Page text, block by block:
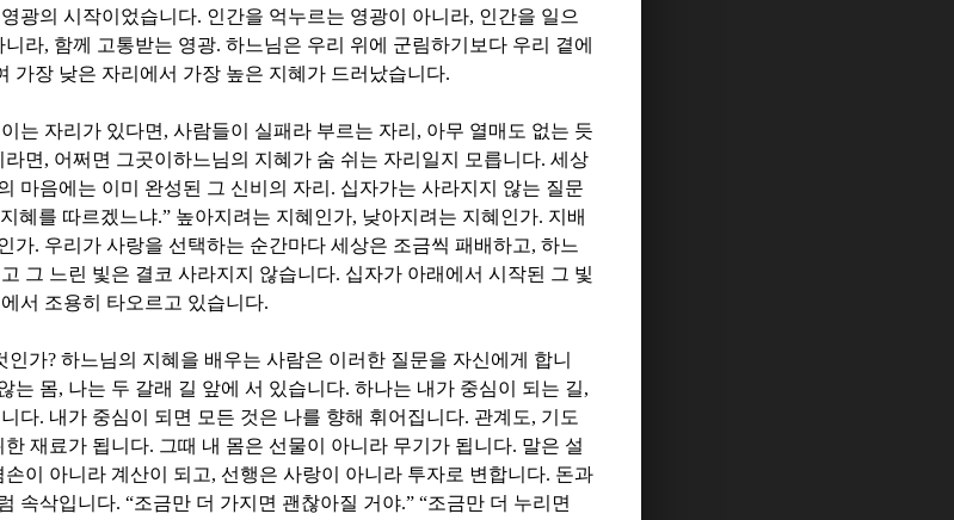
광의 시작이었습니다. 인간을 억누르는 영광이 아니라, 인간을 일으
니라, 함께 고통받는 영광. 하느님은 우리 위에 군림하기보다 우리 곁에
가장 낮은 자리에서 가장 높은 지혜가 드러났습니다.
는 자리가 있다면 , 사람들이 실패라 부르는 자리 , 아무 열매도 없는 듯
면 , 어쩌면 그곳이하느님의 지혜가 숨 쉬는 자리일지 모릅니다. 세상
마음에는 이미 완성된 그 신비의 자리 . 십자가는 사라지지 않는 질문
혜를 따르겠느냐.” 높아지려는 지혜인가, 낮아지려는 지혜인가. 지배
가. 우리가 사랑을 선택하는 순간마다 세상은 조금씩 패배하고, 하느
그 느린 빛은 결코 사라지지 않습니다. 십자가 아래에서 시작된 그 빛
서 조용히 타오르고 있습니다.
인가? 하느님의 지혜을 배우는 사람은 이러한 질문을 자신에게 합니
는 몸, 나는 두 갈래 길 앞에 서 있습니다. 하나는 내가 중심이 되는 길,
다. 내가 중심이 되면 모든 것은 나를 향해 휘어집니다. 관계도, 기도
재료가 됩니다. 그때 내 몸은 선물이 아니라 무기가 됩니다. 말은 설
손이 아니라 계산이 되고, 선행은 사랑이 아니라 투자로 변합니다. 돈과
속삭입니다. “조금만 더 가지면 괜찮아질 거야.” “조금만 더 누리면